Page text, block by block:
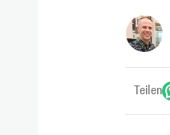
Teilen